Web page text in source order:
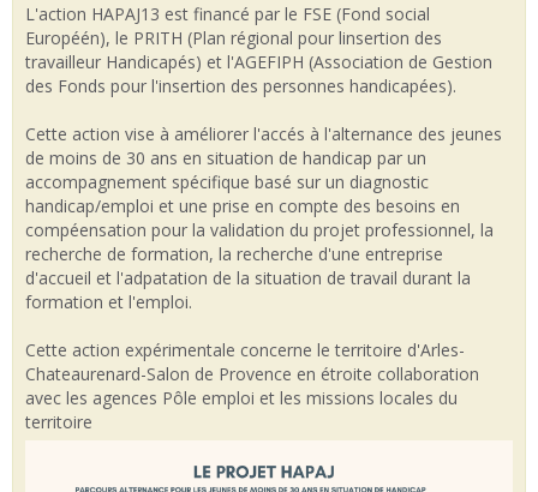
L'action HAPAJ13 est financé par le FSE (Fond social
Européén), le PRITH (Plan régional pour linsertion des
travailleur Handicapés) et l'AGEFIPH (Association de Gestion
des Fonds pour l'insertion des personnes handicapées).
Cette action vise à améliorer l'accés à l'alternance des jeunes
de moins de 30 ans en situation de handicap par un
accompagnement spécifique basé sur un diagnostic
handicap/emploi et une prise en compte des besoins en
compéensation pour la validation du projet professionnel, la
recherche de formation, la recherche d'une entreprise
d'accueil et l'adpatation de la situation de travail durant la
formation et l'emploi.
Cette action expérimentale concerne le territoire d'Arles-
Chateaurenard-Salon de Provence en étroite collaboration
avec les agences Pôle emploi et les missions locales du
territoire